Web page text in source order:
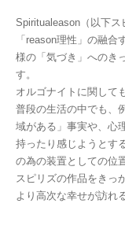
Spiritualeason（以下ス
「reason理性」の融
様の「気づき」へのき
す。
オルゴナイトに関して
普段の生活の中でも、
域がある」事実や、心
持ったり感じようとす
の為の装置としての位
スピリズの作品をきっ
より高次な幸せが訪れ